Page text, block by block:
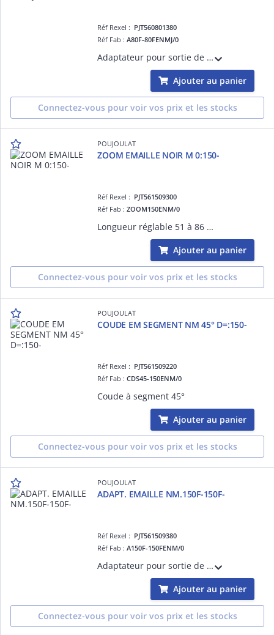
Réf Rexel : PJT560801380
Réf Fab :A80F-80FENMJ/0
Adaptateur pour sortie de fumées du poêle avec joint
Ajouter au panier
Connectez-vous pour voir vos prix et les stocks
POUJOULAT
ZOOM EMAILLE NOIR M 0:150-
Réf Rexel : PJT561509300
Réf Fab :ZOOM150ENM/0
Longueur réglable 51 à 86 cm
Ajouter au panier
Connectez-vous pour voir vos prix et les stocks
POUJOULAT
COUDE EM SEGMENT NM 45° D=:150-
Réf Rexel : PJT561509220
Réf Fab :CDS45-150ENM/0
Coude à segment 45°
Ajouter au panier
Connectez-vous pour voir vos prix et les stocks
POUJOULAT
ADAPT. EMAILLE NM.150F-150F-
Réf Rexel : PJT561509380
Réf Fab :A150F-150FENM/0
Adaptateur pour sortie de fumée du poêle
Ajouter au panier
Connectez-vous pour voir vos prix et les stocks